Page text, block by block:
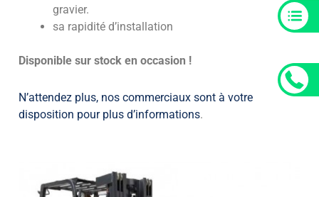
gravier.
sa rapidité d’installation
Disponible sur stock en occasion !
N’attendez plus, nos commerciaux sont à votre
disposition pour plus d’informations.